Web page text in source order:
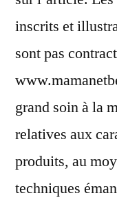
inscrits et
sont pas
grand soin à la
relatives aux
produits, au
techniques